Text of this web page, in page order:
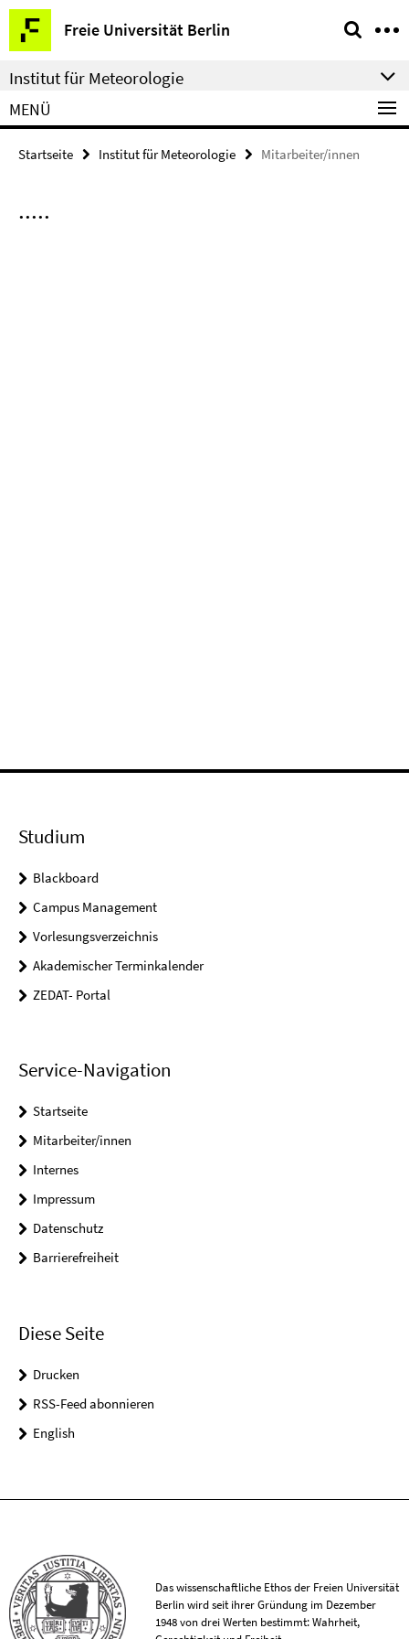
Springe
direkt
zu
Inhalt
Freie Universität Berlin
Service-
Navigation
Institut für Meteorologie
MENÜ
Startseite Institut für Meteorologie Mitarbeiter/innen
.....
Studium
Blackboard
Campus Management
Vorlesungsverzeichnis
Akademischer Terminkalender
ZEDAT- Portal
Service-Navigation
Startseite
Mitarbeiter/innen
Internes
Impressum
Datenschutz
Barrierefreiheit
Diese Seite
Drucken
RSS-Feed abonnieren
English
Das wissenschaftliche Ethos der Freien Universität
Berlin wird seit ihrer Gründung im Dezember
1948 von drei Werten bestimmt: Wahrheit,